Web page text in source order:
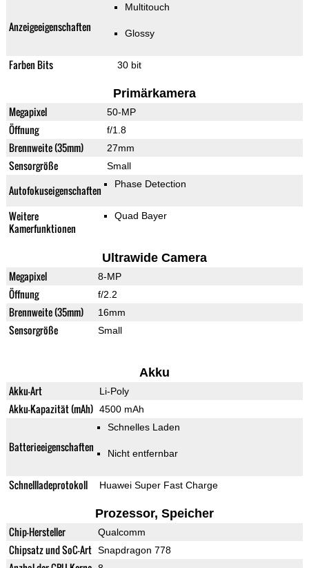
Anzeigeeigenschaften
Multitouch
Glossy
Farben Bits 30 bit
Primärkamera
Megapixel 50-MP
Öffnung f/1.8
Brennweite (35mm) 27mm
Sensorgröße Small
Autofokuseigenschaften Phase Detection
Weitere
Kamerfunktionen
Quad Bayer
Ultrawide Camera
Megapixel 8-MP
Öffnung f/2.2
Brennweite (35mm) 16mm
Sensorgröße Small
Akku
Akku-Art Li-Poly
Akku-Kapazität (mAh) 4500 mAh
Batterieeigenschaften
Schnelles Laden
Nicht entfernbar
Schnellladeprotokoll Huawei Super Fast Charge
Prozessor, Speicher
Chip-Hersteller Qualcomm
Chipsatz und SoC-Art Snapdragon 778